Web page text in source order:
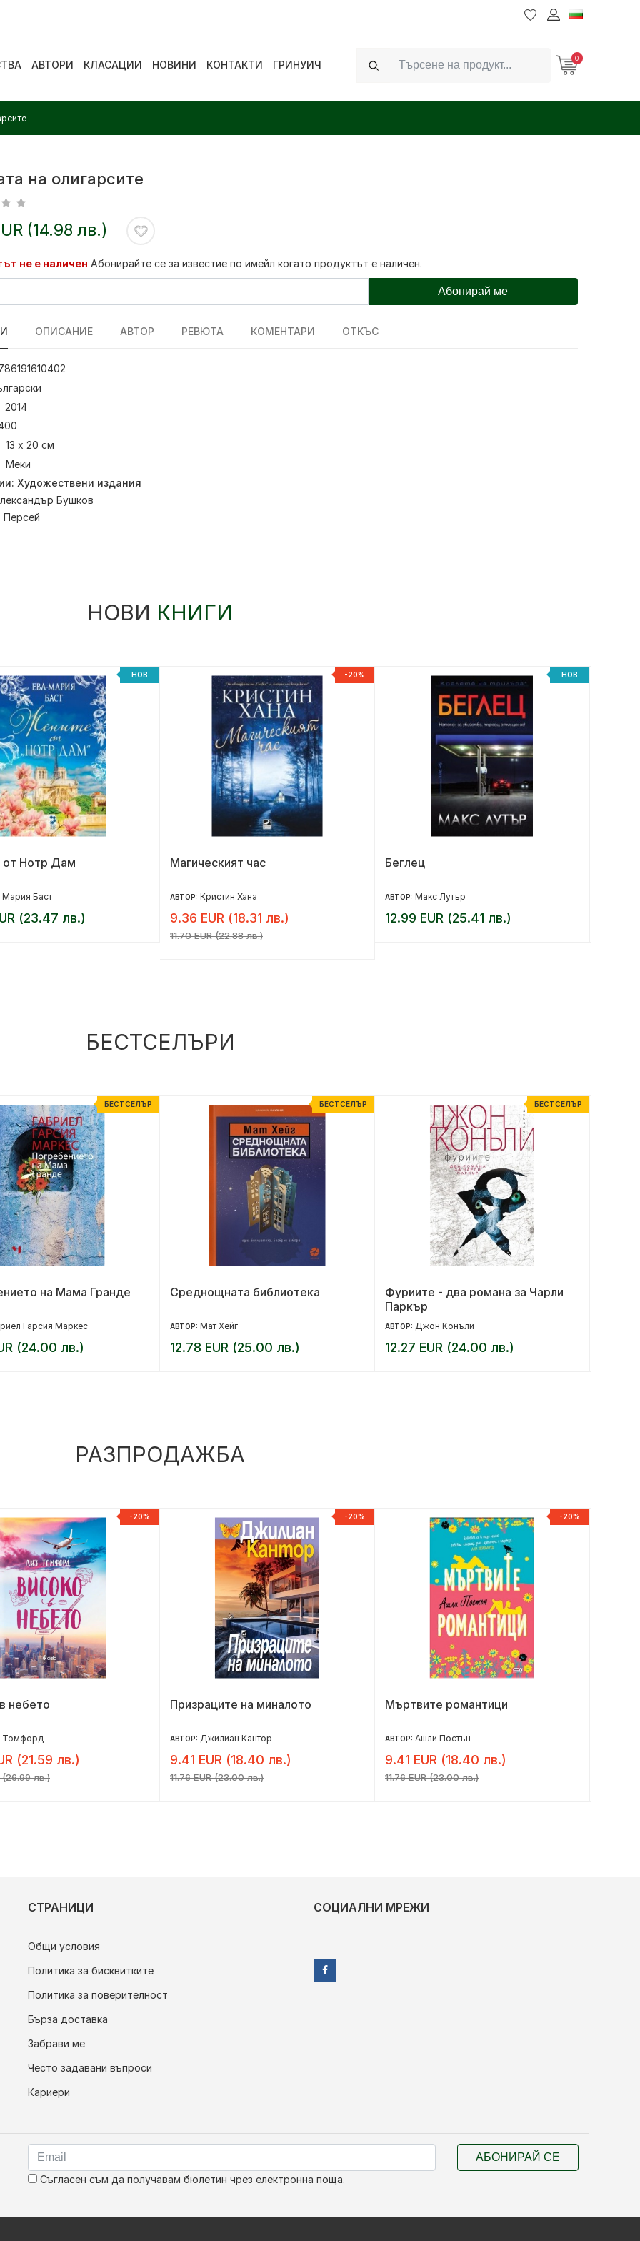
АВТОРИ КЛАСАЦИИ НОВИНИ КОНТАКТИ ГРИНУИЧ
Search
0
на олигарсите
(14.98 лв.)
не е наличен Абонирайте се за известие по имейл когато продуктът е наличен.
Абонирай ме
ОПИСАНИЕ АВТОР РЕВЮТА КОМЕНТАРИ ОТКЪС
2014
13 х 20 см
Меки
Художествени издания
Бушков
Персей
НОВИ КНИГИ
НОВ
Нотр Дам
Мария Баст
(23.47 лв.)
-20%
Магическият час
АВТОР: Кристин Хана
9.36 EUR (18.31 лв.)
11.70 EUR (22.88 лв.)
НОВ
Беглец
АВТОР: Макс Лутър
12.99 EUR (25.41 лв.)
БЕСТСЕЛЪРИ
БЕСТСЕЛЪР
на Мама Гранде
Гарсия Маркес
(24.00 лв.)
БЕСТСЕЛЪР
Среднощната библиотека
АВТОР: Мат Хейг
12.78 EUR (25.00 лв.)
БЕСТСЕЛЪР
Фуриите - два романа за Чарли
Паркър
АВТОР: Джон Конъли
12.27 EUR (24.00 лв.)
РАЗПРОДАЖБА
-20%
небето
Томфорд
(21.59 лв.)
(26.99 лв.)
-20%
Призраците на миналото
АВТОР: Джилиан Кантор
9.41 EUR (18.40 лв.)
11.76 EUR (23.00 лв.)
-20%
Мъртвите романтици
АВТОР: Ашли Постън
9.41 EUR (18.40 лв.)
11.76 EUR (23.00 лв.)
СТРАНИЦИ
Общи условия
Политика за бисквитките
Политика за поверителност
Бърза доставка
Забрави ме
Често задавани въпроси
Кариери
СОЦИАЛНИ МРЕЖИ
Съгласен съм да получавам бюлетин чрез електронна поща.
АБОНИРАЙ СЕ